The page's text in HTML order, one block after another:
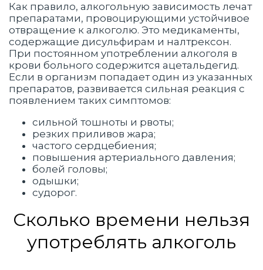
Как правило, алкогольную зависимость лечат
препаратами, провоцирующими устойчивое
отвращение к алкоголю. Это медикаменты,
содержащие дисульфирам и налтрексон.
При постоянном употреблении алкоголя в
крови больного содержится ацетальдегид.
Если в организм попадает один из указанных
препаратов, развивается сильная реакция с
появлением таких симптомов:
сильной тошноты и рвоты;
резких приливов жара;
частого сердцебиения;
повышения артериального давления;
болей головы;
одышки;
судорог.
Сколько времени нельзя
употреблять алкоголь